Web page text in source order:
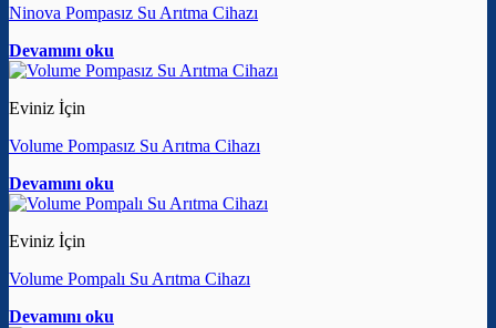
Ninova Pompasız Su Arıtma Cihazı
Devamını oku
Eviniz İçin
Volume Pompasız Su Arıtma Cihazı
Devamını oku
Eviniz İçin
Volume Pompalı Su Arıtma Cihazı
Devamını oku